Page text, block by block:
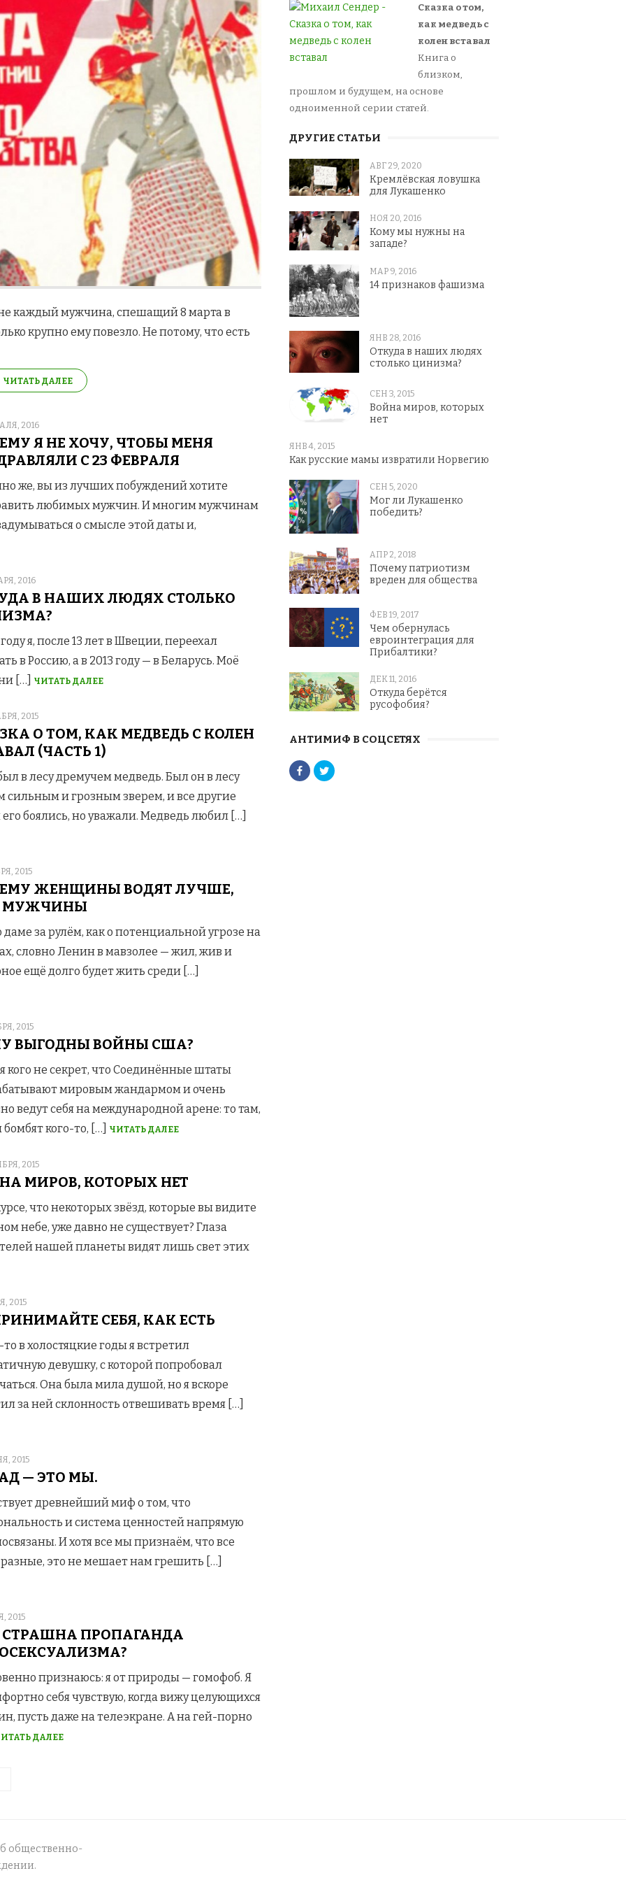
каждый мужчина, спешащий 8 марта в
крупно ему повезло. Не потому, что есть
ЧИТАТЬ ДАЛЕЕ
2016
Я НЕ ХОЧУ, ЧТОБЫ МЕНЯ
С 23 ФЕВРАЛЯ
же, вы из лучших побуждений хотите
любимых мужчин. И многим мужчинам
о смысле этой даты и,
2016
В НАШИХ ЛЮДЯХ СТОЛЬКО
году я, после 13 лет в Швеции, переехал
в Россию, а в 2013 году — в Беларусь. Моё
[…]
ЧИТАТЬ ДАЛЕЕ
2015
О ТОМ, КАК МЕДВЕДЬ С КОЛЕН
(ЧАСТЬ 1)
в лесу дремучем медведь. Был он в лесу
сильным и грозным зверем, и все другие
его боялись, но уважали. Медведь любил […]
2015
ЖЕНЩИНЫ ВОДЯТ ЛУЧШЕ,
МУЖЧИНЫ
за рулём, как о потенциальной угрозе на
словно Ленин в мавзолее — жил, жив и
ещё долго будет жить среди […]
2015
ВЫГОДНЫ ВОЙНЫ США?
кого не секрет, что Соединённые штаты
мировым жандармом и очень
ведут себя на международной арене: то там,
бомбят кого-то, […]
ЧИТАТЬ ДАЛЕЕ
2015
МИРОВ, КОТОРЫХ НЕТ
что некоторых звёзд, которые вы видите
небе, уже давно не существует? Глаза
нашей планеты видят лишь свет этих
2015
СЕБЯ, КАК ЕСТЬ
то в холостяцкие годы я встретил
девушку, с которой попробовал
Она была мила душой, но я вскоре
за ней склонность отвешивать время […]
2015
— ЭТО МЫ.
древнейший миф о том, что
и система ценностей напрямую
И хотя все мы признаём, что все
это не мешает нам грешить […]
2015
СТРАШНА ПРОПАГАНДА
признаюсь: я от природы — гомофоб. Я
себя чувствую, когда вижу целующихся
пусть даже на телеэкране. А на гей-порно
ДАЛЕЕ
Сказка о том,
как медведь с
колен вставал
Книга о
близком,
прошлом и будущем, на основе
одноименной серии статей.
ДРУГИЕ СТАТЬИ
АВГ 29, 2020
Кремлёвская ловушка
для Лукашенко
НОЯ 20, 2016
Кому мы нужны на
западе?
МАР 9, 2016
14 признаков фашизма
ЯНВ 28, 2016
Откуда в наших людях
столько цинизма?
СЕН 3, 2015
Война миров, которых
нет
ЯНВ 4, 2015
Как русские мамы извратили Норвегию
СЕН 5, 2020
Мог ли Лукашенко
победить?
АПР 2, 2018
Почему патриотизм
вреден для общества
ФЕВ 19, 2017
Чем обернулась
евроинтеграция для
Прибалтики?
ДЕК 11, 2016
Откуда берётся
русофобия?
АНТИМИФ В СОЦСЕТЯХ
общественно-